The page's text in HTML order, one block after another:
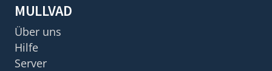
MULLVAD
Über uns
Hilfe
Server